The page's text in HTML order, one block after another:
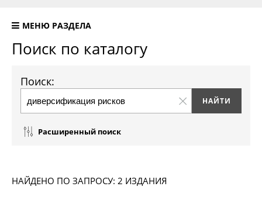
МЕНЮ РАЗДЕЛА
Поиск по каталогу
Поиск:
Расширенный поиск
НАЙДЕНО ПО ЗАПРОСУ: 2 ИЗДАНИЯ